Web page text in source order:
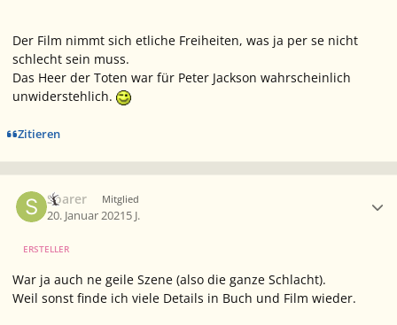
Der Film nimmt sich etliche Freiheiten, was ja per se nicht
schlecht sein muss.
Das Heer der Toten war für Peter Jackson wahrscheinlich
unwiderstehlich.
Zitieren
Soarer Mitglied
20. Januar 20215 J.
ERSTELLER
War ja auch ne geile Szene (also die ganze Schlacht).
Weil sonst finde ich viele Details in Buch und Film wieder.